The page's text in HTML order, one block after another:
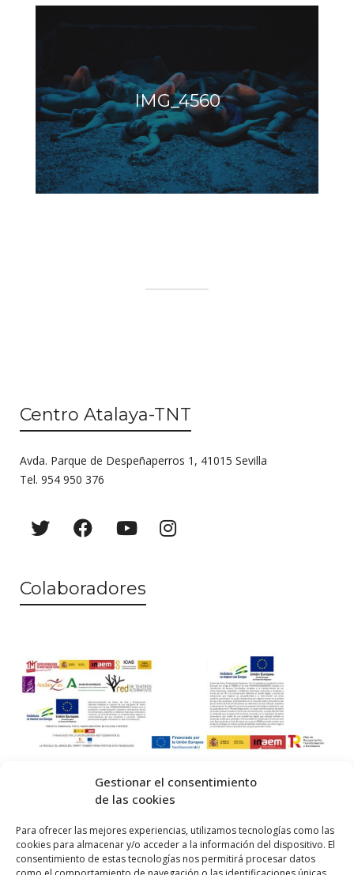
Gestionar el consentimiento
de las cookies
Para ofrecer las mejores experiencias, utilizamos tecnologías como las
cookies para almacenar y/o acceder a la información del dispositivo. El
consentimiento de estas tecnologías nos permitirá procesar datos
IMG_4560
Centro Atalaya-TNT
Avda. Parque de Despeñaperros 1, 41015 Sevilla
Tel. 954 950 376
Colaboradores
by QM.